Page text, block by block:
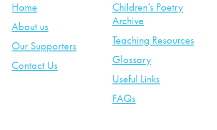
Home
About us
Our Supporters
Contact Us
Children’s Poetry
Archive
Teaching Resources
Glossary
Useful Links
FAQs